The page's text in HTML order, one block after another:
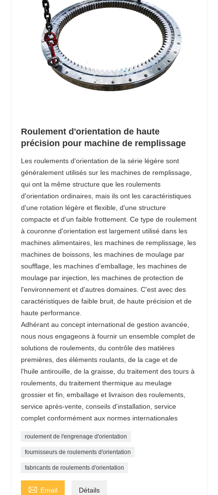
Roulement d'orientation de haute
précision pour machine de remplissage
Les roulements d'orientation de la série légère sont
généralement utilisés sur les machines de remplissage,
qui ont la même structure que les roulements
d'orientation ordinaires, mais ils ont les caractéristiques
d'une rotation légère et flexible, d'une structure
compacte et d'un faible frottement. Ce type de roulement
à couronne d'orientation est largement utilisé dans les
machines alimentaires, les machines de remplissage, les
machines de boissons, les machines de moulage par
soufflage, les machines d'emballage, les machines de
moulage par injection, les machines de protection de
l'environnement et d'autres domaines. C'est avec des
caractéristiques de faible bruit, de haute précision et de
haute performance.
Adhérant au concept international de gestion avancée,
nous nous engageons à fournir un ensemble complet de
solutions de roulements, du contrôle des matières
premières, des éléments roulants, de la cage et de
l'huile antirouille, de la graisse, du traitement des tours à
roulements, du traitement thermique au meulage
grossier et fin, emballage et livraison des roulements,
service après-vente, conseils d'installation, service
complet conformément aux normes internationales
roulement de l'engrenage d'orientation
fournisseurs de roulements d'orientation
fabricants de roulements d'orientation
 Email Détails